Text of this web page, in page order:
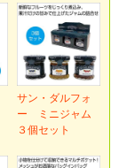
サン・ダルフォ
ー ミニジャム
３個セット